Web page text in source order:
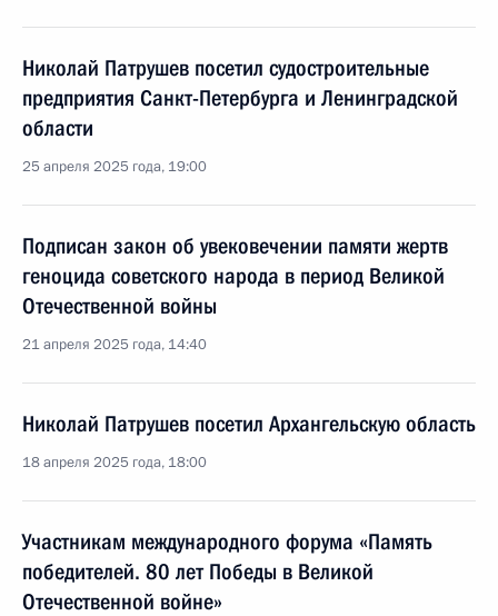
Николай Патрушев посетил судостроительные
предприятия Санкт-Петербурга и Ленинградской
области
25 апреля 2025 года, 19:00
Подписан закон об увековечении памяти жертв
геноцида советского народа в период Великой
Отечественной войны
21 апреля 2025 года, 14:40
Николай Патрушев посетил Архангельскую область
18 апреля 2025 года, 18:00
Участникам международного форума «Память
победителей. 80 лет Победы в Великой
Отечественной войне»